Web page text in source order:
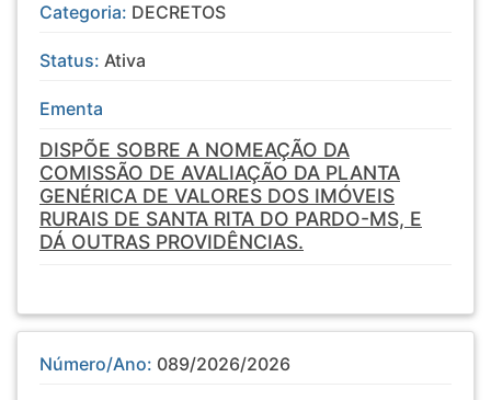
Categoria: DECRETOS
Status: Ativa
Ementa
DISPÕE SOBRE A NOMEAÇÃO DA
COMISSÃO DE AVALIAÇÃO DA PLANTA
GENÉRICA DE VALORES DOS IMÓVEIS
RURAIS DE SANTA RITA DO PARDO-MS, E
DÁ OUTRAS PROVIDÊNCIAS.
Número/Ano: 089/2026/2026